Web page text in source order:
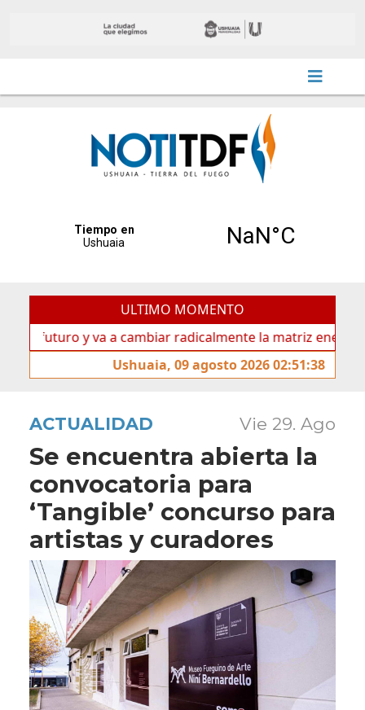
ULTIMO MOMENTO
y va a cambiar radicalmente la matriz energética de
Ushuaia, 09 agosto 2026 02:51:38
ACTUALIDAD Vie 29. Ago
Se encuentra abierta la
convocatoria para
‘Tangible’ concurso para
artistas y curadores